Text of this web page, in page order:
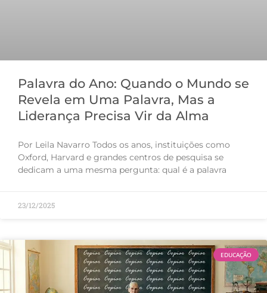
Palavra do Ano: Quando o Mundo se
Revela em Uma Palavra, Mas a
Liderança Precisa Vir da Alma
Por Leila Navarro Todos os anos, instituições como
Oxford, Harvard e grandes centros de pesquisa se
dedicam a uma mesma pergunta: qual é a palavra
23/12/2025
EDUCAÇÃO